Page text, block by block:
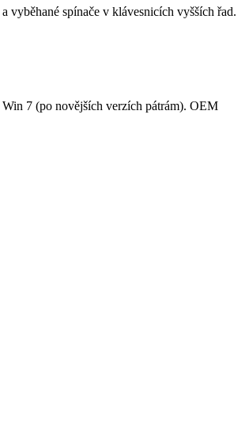
vyběhané spínače v klávesnicích vyšších řad.
7 (po novějších verzích pátrám). OEM